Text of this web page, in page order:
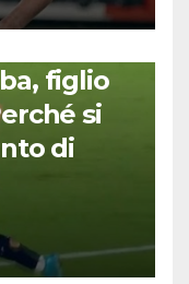
figlio
si
di